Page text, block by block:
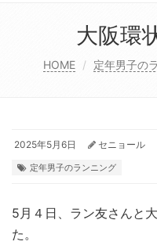
大阪環
HOME 定年男子の
2025年5月6日 セニョール
定年男子のランニング
5月４日、ラン友さんと
た。